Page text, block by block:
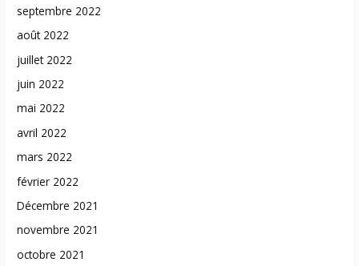
septembre 2022
août 2022
juillet 2022
juin 2022
mai 2022
avril 2022
mars 2022
février 2022
Décembre 2021
novembre 2021
octobre 2021